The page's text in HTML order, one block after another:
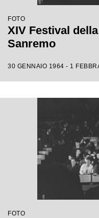
FOTO
XIV Festival
Sanremo
30 GENNAIO 1964 - 1
FOTO